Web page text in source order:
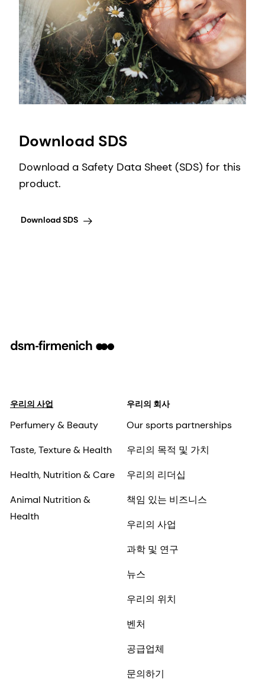
Download SDS
Download a Safety Data Sheet (SDS) for this
product.
Download SDS
우리의 사업
Perfumery & Beauty
Taste, Texture & Health
Health, Nutrition & Care
Animal Nutrition &
Health
우리의 회사
Our sports partnerships
우리의 목적 및 가치
우리의 리더십
책임 있는 비즈니스
우리의 사업
과학 및 연구
뉴스
우리의 위치
벤처
공급업체
문의하기